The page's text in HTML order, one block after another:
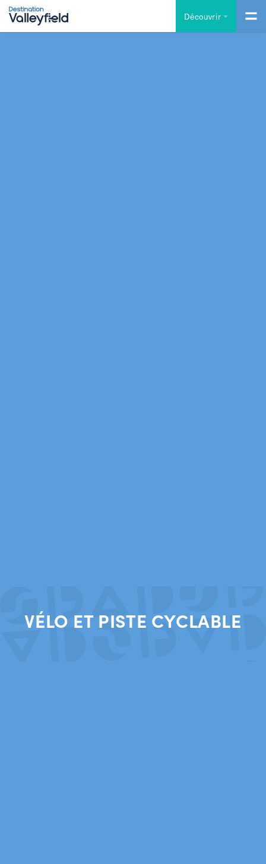
Accéder au contenu principal
Découvrir
VÉLO ET PISTE CYCLABLE